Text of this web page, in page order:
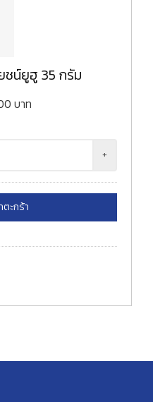
ชน์ยูฮู 35 กรัม
บาท
+
ตะกร้า